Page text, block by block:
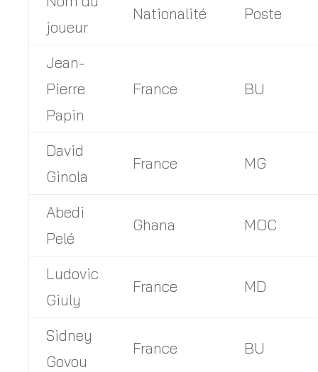
joueur
Nationalité Poste
Jean-
Pierre
Papin
France BU
David
Ginola
France MG
Abedi
Pelé
Ghana MOC
Ludovic
Giuly
France MD
Sidney
Govou
France BU